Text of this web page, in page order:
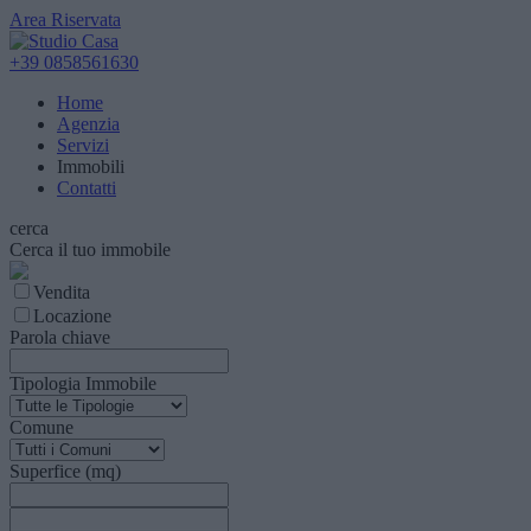
Area Riservata
+39 0858561630
Home
Agenzia
Servizi
Immobili
Contatti
cerca
Cerca il tuo immobile
Vendita
Locazione
Parola chiave
Tipologia Immobile
Comune
Superfice (mq)